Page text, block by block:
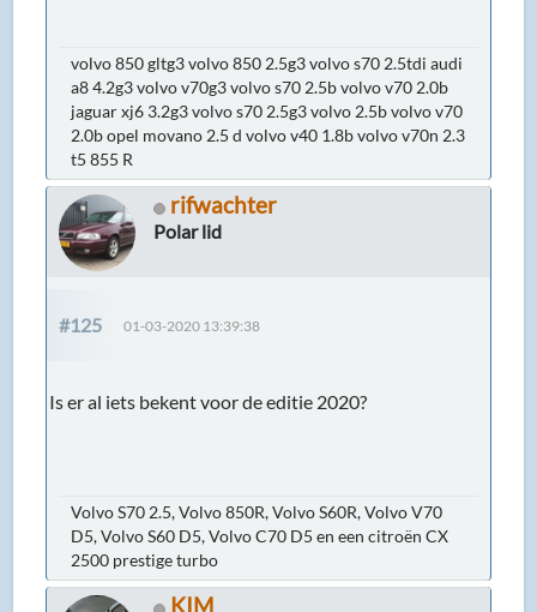
volvo 850 gltg3 volvo 850 2.5g3 volvo s70 2.5tdi audi
a8 4.2g3 volvo v70g3 volvo s70 2.5b volvo v70 2.0b
jaguar xj6 3.2g3 volvo s70 2.5g3 volvo 2.5b volvo v70
2.0b opel movano 2.5 d volvo v40 1.8b volvo v70n 2.3
t5 855 R
rifwachter
Polar lid
#125 01-03-2020 13:39:38
Is er al iets bekent voor de editie 2020?
Volvo S70 2.5, Volvo 850R, Volvo S60R, Volvo V70
D5, Volvo S60 D5, Volvo C70 D5 en een citroën CX
2500 prestige turbo
KIM